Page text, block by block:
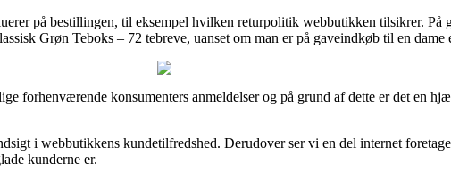
på bestillingen, til eksempel hvilken returpolitik webbutikken tilsikrer. På
Grøn Teboks – 72 tebreve, uanset om man er på gaveindkøb til en dame
forhenværende konsumenters anmeldelser og på grund af dette er det en
i webbutikkens kundetilfredshed. Derudover ser vi en del internet
kunderne er.